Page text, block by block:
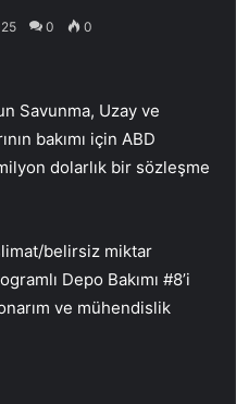
0 0
Savunma, Uzay ve
bakımı için ABD
dolarlık bir sözleşme
belirsiz miktar
Depo Bakımı #8’i
ve mühendislik